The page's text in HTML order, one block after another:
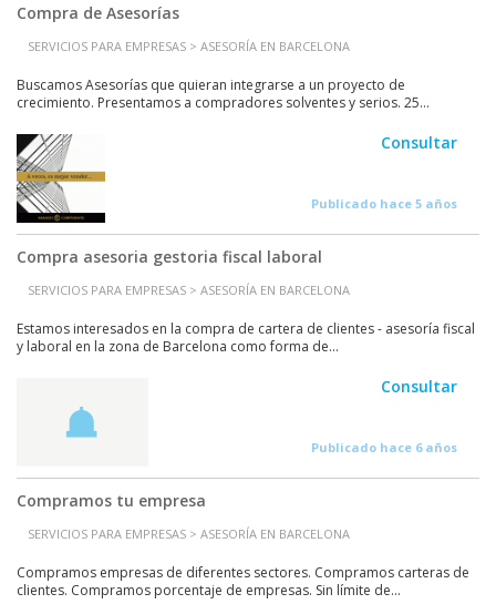
Compra de Asesorías
SERVICIOS PARA EMPRESAS > ASESORÍA EN BARCELONA
Buscamos Asesorías que quieran integrarse a un proyecto de
crecimiento. Presentamos a compradores solventes y serios. 25...
Consultar
Publicado hace 5 años
Compra asesoria gestoria fiscal laboral
SERVICIOS PARA EMPRESAS > ASESORÍA EN BARCELONA
Estamos interesados en la compra de cartera de clientes - asesoría fiscal
y laboral en la zona de Barcelona como forma de...
Consultar
Publicado hace 6 años
Compramos tu empresa
SERVICIOS PARA EMPRESAS > ASESORÍA EN BARCELONA
Compramos empresas de diferentes sectores. Compramos carteras de
clientes. Compramos porcentaje de empresas. Sin límite de...